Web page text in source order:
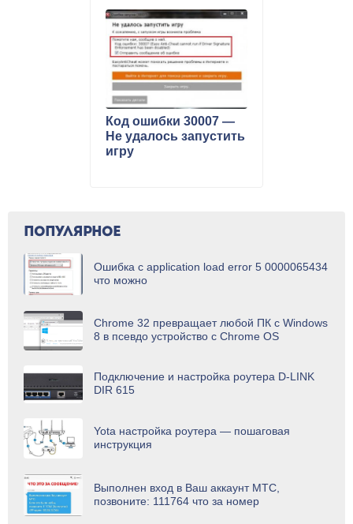
Код ошибки 30007 —
Не удалось запустить
игру
ПОПУЛЯРНОЕ
Ошибка с application load error 5 0000065434
что можно
Chrome 32 превращает любой ПК с Windows
8 в псевдо устройство с Chrome OS
Подключение и настройка роутера D-LINK
DIR 615
Yota настройка роутера — пошаговая
инструкция
Выполнен вход в Ваш аккаунт МТС,
позвоните: 111764 что за номер